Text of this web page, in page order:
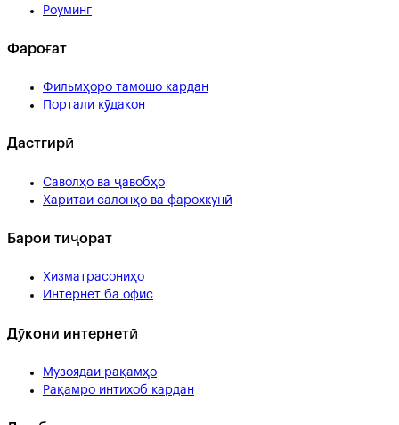
Роуминг
Фароғат
Фильмҳоро тамошо кардан
Портали кӯдакон
Дастгирӣ
Саволҳо ва ҷавобҳо
Харитаи салонҳо ва фарохкунӣ
Барои тиҷорат
Хизматрасониҳо
Интернет ба офис
Дӯкони интернетӣ
Музоядаи рақамҳо
Рақамро интихоб кардан